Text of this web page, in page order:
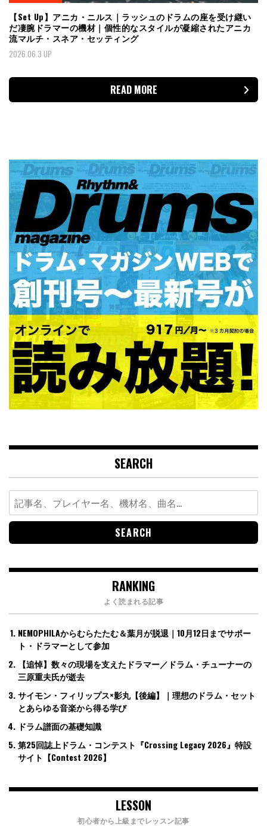
【Set Up】アニカ・ニルス｜ラッシュのドラムの座を受け継い
だ凄腕ドラマーの機材｜個性的なスタイルが凝縮されたアニカ
流マルチ・スネア・セッティング
2026.06.3 UP
READ MORE
SEARCH
Search
for:
RANKING
よく読まれる記事
NEMOPHILAからむらたたむ＆葉月が脱退｜10月12日までサポー
ト・ドラマーとして参加
【追悼】数々の現場を支えたドラマー／ドラム・チューナーの
三原重夫氏が逝去
サイモン・フィリップス×影丸【後編】｜理想のドラム・セット
とあらゆる音楽から得る学び
ドラム譜面の基礎知識
第25回誌上ドラム・コンテスト『Crossing Legacy 2026』特設
サイト【Contest 2026】
LESSON
初心者から上級までレッスン記事